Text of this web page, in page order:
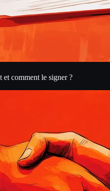
et comment le signer ?